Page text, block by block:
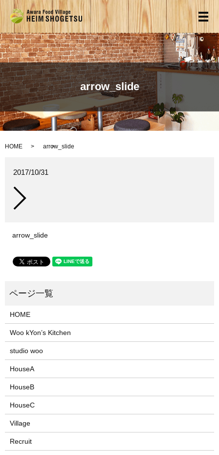
メ
arrow_slide
HOME arrow_slide
2017/10/31
arrow_slide
HOME
Woo kYon’s Kitchen
studio woo
HouseA
HouseB
HouseC
Village
Recruit